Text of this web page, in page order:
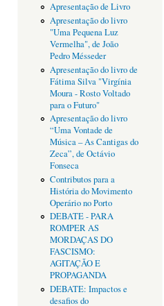
Apresentação de Livro
Apresentação do livro
"Uma Pequena Luz
Vermelha", de João
Pedro Mésseder
Apresentação do livro de
Fátima Silva "Virgínia
Moura - Rosto Voltado
para o Futuro"
Apresentação do livro
“Uma Vontade de
Música – As Cantigas do
Zeca”, de Octávio
Fonseca
Contributos para a
História do Movimento
Operário no Porto
DEBATE - PARA
ROMPER AS
MORDAÇAS DO
FASCISMO:
AGITAÇÃO E
PROPAGANDA
DEBATE: Impactos e
desafios do